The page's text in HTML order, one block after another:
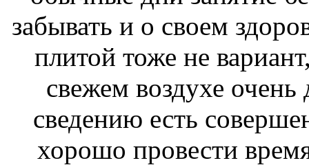
забывать и о своем
плитой тоже не
свежем воздухе
сведению есть
хорошо провести